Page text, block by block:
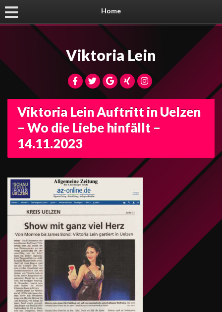
Home
Viktoria Lein
Viktoria Lein Auftritt in Uelzen
– Wo die Liebe hinfällt –
14.11.2023